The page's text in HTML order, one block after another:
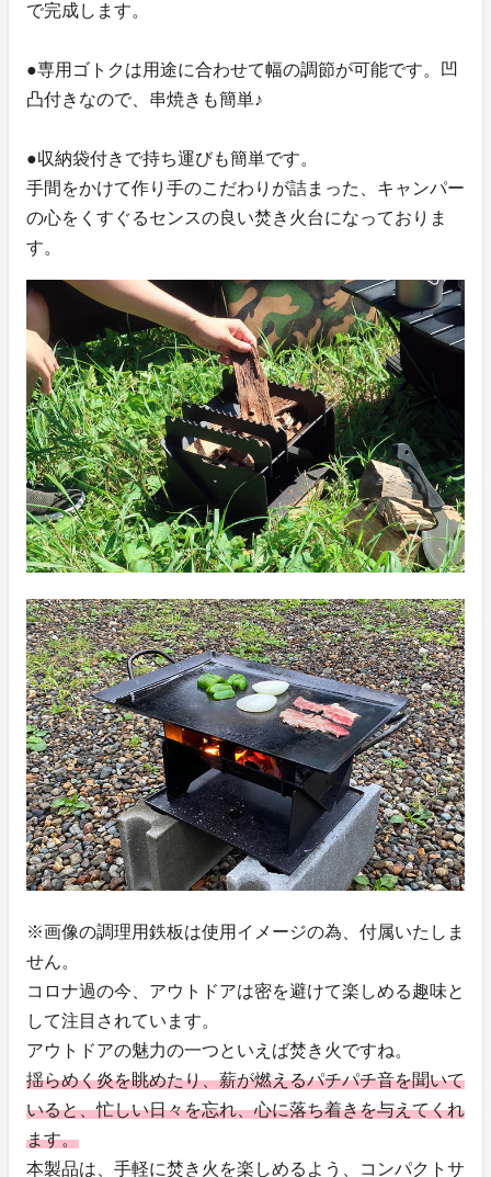
で完成します。
●専用ゴトクは用途に合わせて幅の調節が可能です。凹
凸付きなので、串焼きも簡単♪
●収納袋付きで持ち運びも簡単です。
手間をかけて作り手のこだわりが詰まった、キャンパー
の心をくすぐるセンスの良い焚き火台になっておりま
す。
※画像の調理用鉄板は使用イメージの為、付属いたしま
せん。
コロナ過の今、アウトドアは密を避けて楽しめる趣味と
して注目されています。
アウトドアの魅力の一つといえば焚き火ですね。
揺らめく炎を眺めたり、薪が燃えるパチパチ音を聞いて
いると、忙しい日々を忘れ、心に落ち着きを与えてくれ
ます。
本製品は、手軽に焚き火を楽しめるよう、コンパクトサ